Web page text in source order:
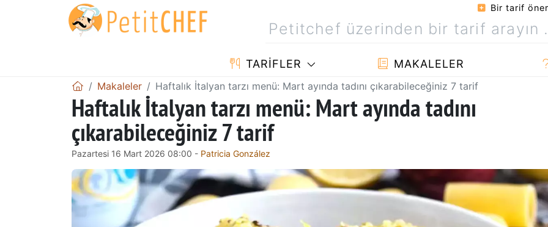
Bir tarif
TARIFLER MAKALELER
Makaleler Haftalık İtalyan tarzı menü: Mart ayında tadını çıkarabileceğiniz 7 tarif
Haftalık İtalyan tarzı menü: Mart ayında tadını
çıkarabileceğiniz 7 tarif
Pazartesi 16 Mart 2026 08:00 - Patricia González